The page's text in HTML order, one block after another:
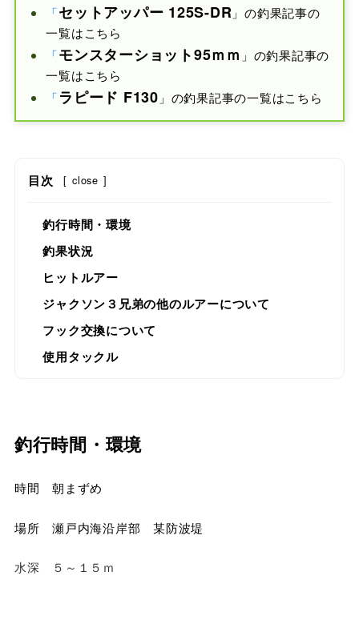
「セットアッパー 125S-DR 」の釣果記事の
一覧はこちら
「モンスターショット95ｍｍ 」の釣果記事の
一覧はこちら
「ラピード F130 」の釣果記事の一覧はこちら
目次 [ close ]
釣行時間・環境
釣果状況
ヒットルアー
ジャクソン３兄弟の他のルアーについて
フック交換について
使用タックル
釣行時間・環境
時間 朝まずめ
場所 瀬戸内海沿岸部 某防波堤
水深 ５～１５ｍ